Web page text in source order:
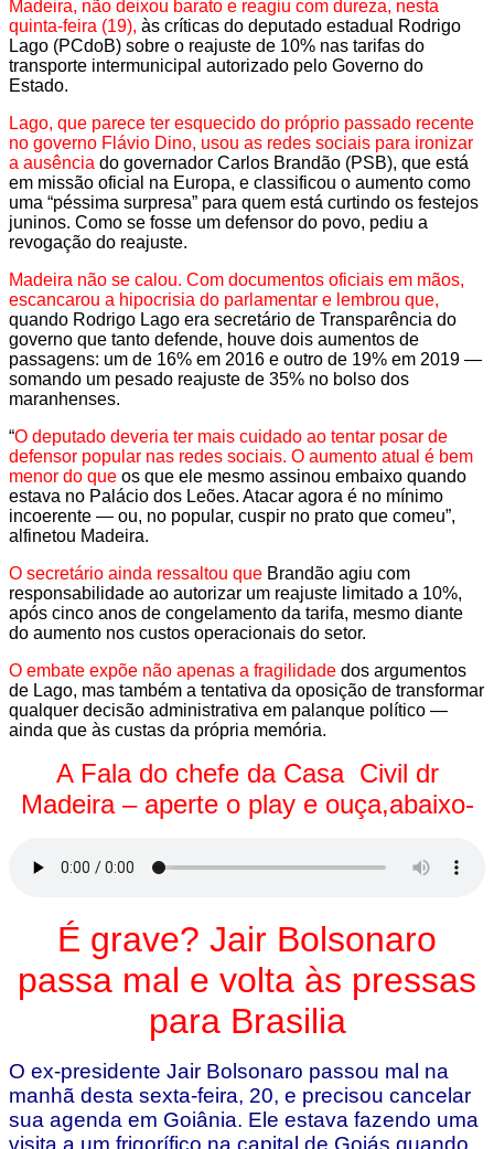
Madeira, não deixou barato e reagiu com dureza, nesta
quinta-feira (19), às críticas do deputado estadual Rodrigo
Lago (PCdoB) sobre o reajuste de 10% nas tarifas do
transporte intermunicipal autorizado pelo Governo do
Estado.
Lago, que parece ter esquecido do próprio passado recente
no governo Flávio Dino, usou as redes sociais para ironizar
a ausência do governador Carlos Brandão (PSB), que está
em missão oficial na Europa, e classificou o aumento como
uma “péssima surpresa” para quem está curtindo os festejos
juninos. Como se fosse um defensor do povo, pediu a
revogação do reajuste.
Madeira não se calou. Com documentos oficiais em mãos,
escancarou a hipocrisia do parlamentar e lembrou que,
quando Rodrigo Lago era secretário de Transparência do
governo que tanto defende, houve dois aumentos de
passagens: um de 16% em 2016 e outro de 19% em 2019 —
somando um pesado reajuste de 35% no bolso dos
maranhenses.
“O deputado deveria ter mais cuidado ao tentar posar de
defensor popular nas redes sociais. O aumento atual é bem
menor do que os que ele mesmo assinou embaixo quando
estava no Palácio dos Leões. Atacar agora é no mínimo
incoerente — ou, no popular, cuspir no prato que comeu”,
alfinetou Madeira.
O secretário ainda ressaltou que Brandão agiu com
responsabilidade ao autorizar um reajuste limitado a 10%,
após cinco anos de congelamento da tarifa, mesmo diante
do aumento nos custos operacionais do setor.
O embate expõe não apenas a fragilidade dos argumentos
de Lago, mas também a tentativa da oposição de transformar
qualquer decisão administrativa em palanque político —
ainda que às custas da própria memória.
A Fala do chefe da Casa Civil dr
Madeira – aperte o play e ouça,abaixo-
É grave? Jair Bolsonaro
passa mal e volta às pressas
para Brasilia
O ex-presidente Jair Bolsonaro passou mal na
manhã desta sexta-feira, 20, e precisou cancelar
sua agenda em Goiânia. Ele estava fazendo uma
visita a um frigorífico na capital de Goiás quando